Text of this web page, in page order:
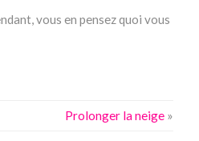
vous en pensez quoi vous
Prolonger la neige»